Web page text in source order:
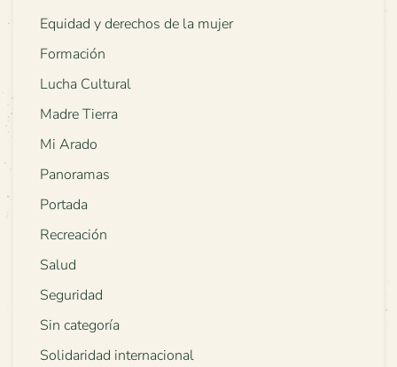
Equidad y derechos de la mujer
Formación
Lucha Cultural
Madre Tierra
Mi Arado
Panoramas
Portada
Recreación
Salud
Seguridad
Sin categoría
Solidaridad internacional